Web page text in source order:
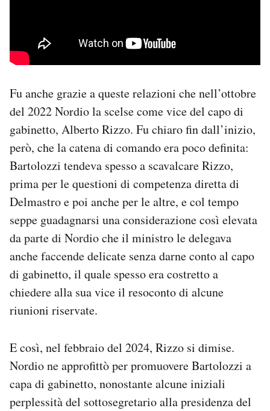
Fu anche grazie a queste relazioni che nell’ottobre
del 2022 Nordio la scelse come vice del capo di
gabinetto, Alberto Rizzo. Fu chiaro fin dall’inizio,
però, che la catena di comando era poco definita:
Bartolozzi tendeva spesso a scavalcare Rizzo,
prima per le questioni di competenza diretta di
Delmastro e poi anche per le altre, e col tempo
seppe guadagnarsi una considerazione così elevata
da parte di Nordio che il ministro le delegava
anche faccende delicate senza darne conto al capo
di gabinetto, il quale spesso era costretto a
chiedere alla sua vice il resoconto di alcune
riunioni riservate.
E così, nel febbraio del 2024, Rizzo si dimise.
Nordio ne approfittò per promuovere Bartolozzi a
capa di gabinetto, nonostante alcune iniziali
perplessità del sottosegretario alla presidenza del